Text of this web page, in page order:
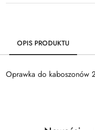
OPIS PRODUKTU
Oprawka do kaboszonów